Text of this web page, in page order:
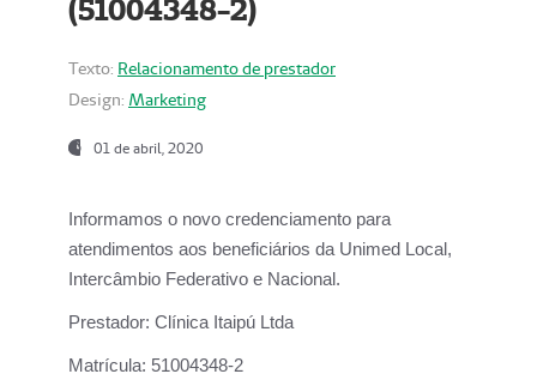
(51004348-2)
Texto: Relacionamento de prestador
Design: Marketing
01 de abril, 2020
Informamos o novo credenciamento para
atendimentos aos beneficiários da Unimed Local,
Intercâmbio Federativo e Nacional.
Prestador: Clínica Itaipú Ltda
Matrícula: 51004348-2